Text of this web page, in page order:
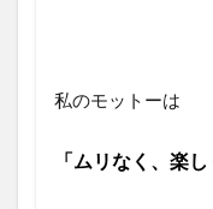
私のモットーは
「ムリなく、楽